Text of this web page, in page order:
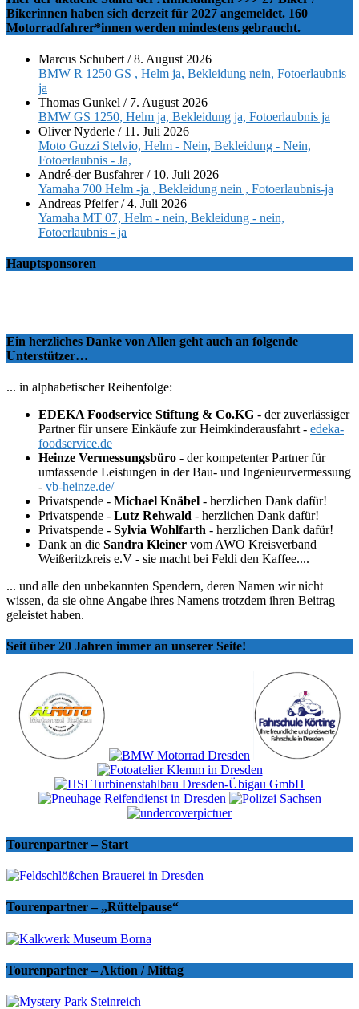
Bikerinnen haben sich derzeit für 2027 angemeldet. 160
Motorradfahrer*innen werden mindestens gebraucht.
Marcus Schubert /8. August 2026
BMW R 1250 GS , Helm ja, Bekleidung nein, Fotoerlaubnis
ja
Thomas Gunkel / 7. August 2026
BMW GS 1250, Helm ja, Bekleidung ja, Fotoerlaubnis ja
Oliver Nyderle / 11. Juli 2026
Moto Guzzi Stelvio, Helm - Nein, Bekleidung - Nein,
Fotoerlaubnis - Ja,
André-der Busfahrer/ 10. Juli 2026
Yamaha 700 Helm -ja , Bekleidung nein , Fotoerlaubnis-ja
Andreas Pfeifer/4. Juli 2026
Yamaha MT 07, Helm - nein, Bekleidung - nein,
Fotoerlaubnis - ja
Hauptsponsoren
Ein herzliches Danke von Allen geht auch an folgende
Unterstützer…
... in alphabetischer Reihenfolge:
EDEKA Foodservice Stiftung & Co.KG - der zuverlässiger
Partner für unsere Einkäufe zur Heimkinderausfahrt - edeka-
foodservice.de
Heinze Vermessungsbüro - der kompetenter Partner für
umfassende Leistungen in der Bau- und Ingenieurvermessung
- vb-heinze.de/
Privatspende - Michael Knäbel - herzlichen Dank dafür!
Privatspende - Lutz Rehwald - herzlichen Dank dafür!
Privatspende - Sylvia Wohlfarth - herzlichen Dank dafür!
Dank an die Sandra Kleiner vom AWO Kreisverband
Weißeritzkreis e.V - sie macht bei Feldi den Kaffee....
... und alle den unbekannten Spendern, deren Namen wir nicht
wissen, da sie ohne Angabe ihres Namens trotzdem ihren Beitrag
geleistet haben.
Seit über 20 Jahren immer an unserer Seite!
Tourenpartner – Start
Tourenpartner – „Rüttelpause“
Tourenpartner – Aktion / Mittag